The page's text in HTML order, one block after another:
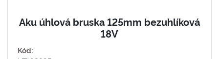
Aku úhlová bruska 125mm bezuhlíková
18V
Kód: